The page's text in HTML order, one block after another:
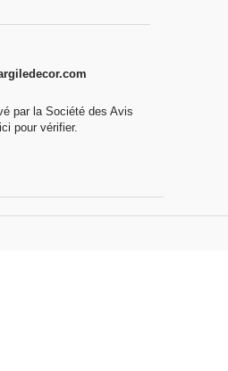
par la Société des Avis
pour vérifier.